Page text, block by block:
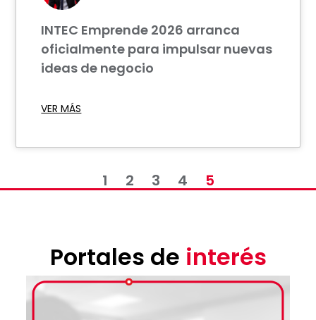
INTEC Emprende 2026 arranca
oficialmente para impulsar nuevas
ideas de negocio
VER MÁS
1 2 3 4 5
Portales de interés